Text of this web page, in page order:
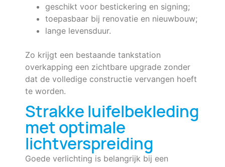
geschikt voor bestickering en signing;
toepasbaar bij renovatie en nieuwbouw;
lange levensduur.
Zo krijgt een bestaande tankstation
overkapping een zichtbare upgrade zonder
dat de volledige constructie vervangen hoeft
te worden.
Strakke luifelbekleding
met optimale
lichtverspreiding
Goede verlichting is belangrijk bij een